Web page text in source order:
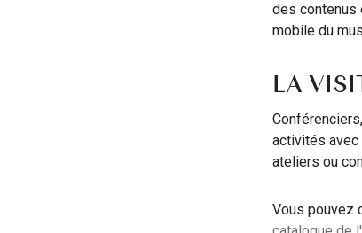
des contenus
mobile du
LA
activités
ateliers ou
Vous pouvez